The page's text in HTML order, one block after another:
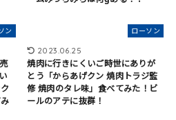
ン ローソン
2023.06.25
焼肉に行きにくいご時世にありが
とう「からあげクン 焼肉トラジ監
修 焼肉のタレ味」食べてみた！ビ
ールのアテに抜群！